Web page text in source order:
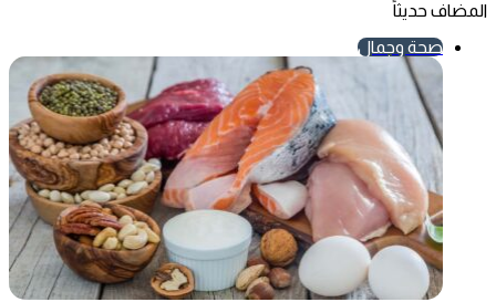
المضاف حديثاً
صحة وجمال